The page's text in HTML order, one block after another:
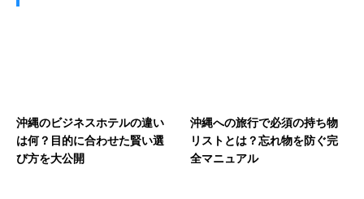
沖縄のビジネスホテルの違い
は何？目的に合わせた賢い選
び方を大公開
沖縄への旅行で必須の持ち物
リストとは？忘れ物を防ぐ完
全マニュアル